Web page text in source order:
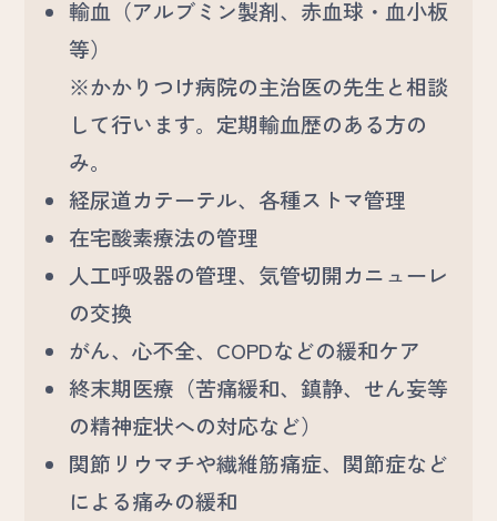
輸血（アルブミン製剤、赤血球・血小板
等）
※かかりつけ病院の主治医の先生と相談
して行います。定期輸血歴のある方の
み。
経尿道カテーテル、各種ストマ管理
在宅酸素療法の管理
人工呼吸器の管理、気管切開カニューレ
の交換
がん、心不全、COPDなどの緩和ケア
終末期医療（苦痛緩和、鎮静、せん妄等
の精神症状への対応など）
関節リウマチや繊維筋痛症、関節症など
による痛みの緩和